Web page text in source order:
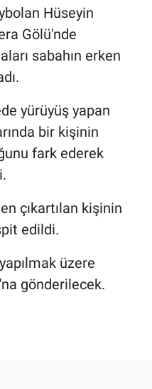
Hüseyin
Gölü'nde
sabahın erken
yürüyüş yapan
bir kişinin
fark ederek
çıkartılan kişinin
edildi.
üzere
gönderilecek.